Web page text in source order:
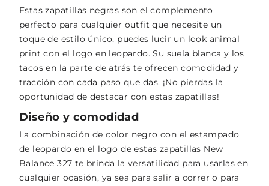
Estas zapatillas negras son el complemento
perfecto para cualquier outfit que necesite un
toque de estilo único, puedes lucir un look animal
print con el logo en leopardo. Su suela blanca y los
tacos en la parte de atrás te ofrecen comodidad y
tracción con cada paso que das. ¡No pierdas la
oportunidad de destacar con estas zapatillas!
Diseño y comodidad
La combinación de color negro con el estampado
de leopardo en el logo de estas zapatillas New
Balance 327 te brinda la versatilidad para usarlas en
cualquier ocasión, ya sea para salir a correr o para